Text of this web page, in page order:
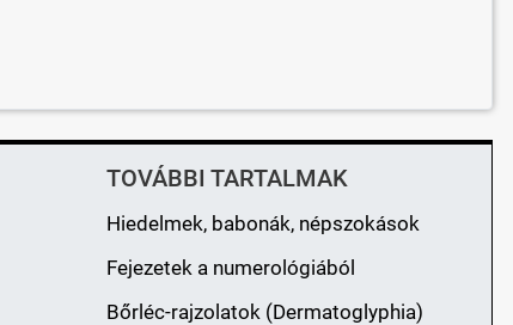
TOVÁBBI TARTALMAK
Hiedelmek, babonák, népszokások
Fejezetek a numerológiából
Bőrléc-rajzolatok (Dermatoglyphia)